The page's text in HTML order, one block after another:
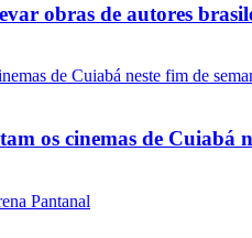
obras de autores
os cinemas de Cuiabá